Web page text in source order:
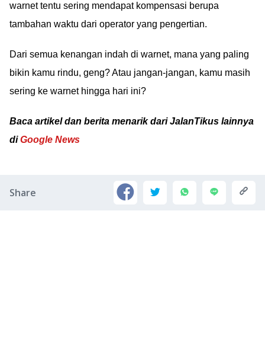
warnet tentu sering mendapat kompensasi berupa
tambahan waktu dari operator yang pengertian.
Dari semua kenangan indah di warnet, mana yang paling
bikin kamu rindu, geng? Atau jangan-jangan, kamu masih
sering ke warnet hingga hari ini?
Baca artikel dan berita menarik dari JalanTikus lainnya
diGoogle News
Share